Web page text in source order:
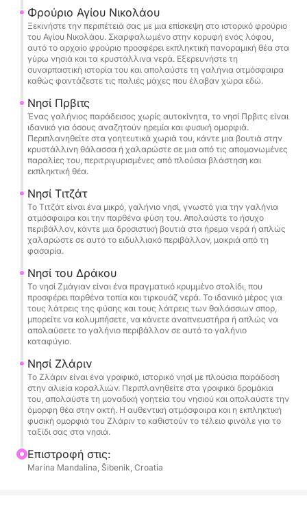
Από εκεί, θα συνεχίσουμε για Tijat, μια ήσυχη
απόδραση που περιβάλλεται από τη φύση, που σας
προσφέρει ένα τέλειο μέρος για μπάνιο ή ένα
ήσυχο διάλειμμα. Το νησί Zmajan σας περιμένει στη
συνέχεια, μια γαλήνια απόδραση όπου μπορείτε να
να απολαύσετε την ηρεμία των απόμερων
παραλιών. Τέλος, θα επισκεφθούμε το Zlarin,
γνωστό για την πλούσια ιστορία των κοραλλιών και
τα πολύχρωμα παραθαλάσσια χωριά του, που
προσφέρουν μια πραγματικά αυθεντική τοπική
εμπειρία.
Καθώς ταξιδεύετε σε αυτά τα εκπληκτικά νησιά, θα
έχετε όλα όσα χρειάζεστε για να χαλαρώσετε και
να απολαύσετε την ημέρα. Η τιμή της ξενάγησης
περιλαμβάνει αναψυκτικά, μπύρα και κρασί για να
σας κρατήσουν ανανεωμένους, μαζί με εξοπλισμό
κολύμβησης με αναπνευστήρα, ώστε να μπορείτε
να εξερευνήσετε τον υποβρύχιο κόσμο της
Αδριατικής. Σας καλύψαμε επίσης με πετσέτες για
paddleboards (SUP) για μια μικρή περιπέτεια στο
νερό. Είτε θέλετε να χαλαρώσετε, να
εξερευνήσετε ή να διασκεδάσετε στο νερό, αυτή η
περιήγηση στο νησί υπόσχεται την τέλεια μέρα
έξω. Μη χάσετε αυτή την απίστευτη ευκαιρία να
ανακαλύψετε τη φυσική ομορφιά και τον πλούσιο
πολιτισμό αυτών των εκπληκτικών νησιών!
Φρούριο Αγίου Νικολάου
Ξεκινήστε την περιπέτειά σας με μια επίσκεψη στο ιστορικό φρούριο
του Αγίου Νικολάου. Σκαρφαλωμένο στην κορυφή ενός λόφου,
αυτό το αρχαίο φρούριο προσφέρει εκπληκτική πανοραμική θέα στα
γύρω νησιά και τα κρυστάλλινα νερά. Εξερευνήστε τη
συναρπαστική ιστορία του και απολαύστε τη γαλήνια ατμόσφαιρα
καθώς φαντάζεστε τις παλιές μάχες που έλαβαν χώρα εδώ.
Νησί Πρβιτς
Ένας γαλήνιος παράδεισος χωρίς αυτοκίνητα, το νησί Πρβιτς είναι
ιδανικό για όσους αναζητούν ηρεμία και φυσική ομορφιά.
Περιπλανηθείτε στα γοητευτικά χωριά του, κάντε μια βουτιά στην
κρυστάλλινη θάλασσα ή χαλαρώστε σε μια από τις απομονωμένες
παραλίες του, περιτριγυρισμένες από πλούσια βλάστηση και
εκπληκτική θέα.
Νησί Τιτζάτ
Το Τιτζάτ είναι ένα μικρό, γαλήνιο νησί, γνωστό για την γαλήνια
ατμόσφαιρα και την παρθένα φύση του. Απολαύστε το ήσυχο
περιβάλλον, κάντε μια δροσιστική βουτιά στα ήρεμα νερά ή απλώς
χαλαρώστε σε αυτό το ειδυλλιακό περιβάλλον, μακριά από τη
φασαρία.
Νησί του Δράκου
Το νησί Ζμάγιαν είναι ένα πραγματικό κρυμμένο στολίδι, που
προσφέρει παρθένα τοπία και τιρκουάζ νερά. Το ιδανικό μέρος για
τους λάτρεις της φύσης και τους λάτρεις των θαλάσσιων σπορ,
μπορείτε να κολυμπήσετε, να κάνετε αναπνευστήρα ή απλώς να
απολαύσετε το γαλήνιο περιβάλλον σε αυτό το γαλήνιο
καταφύγιο.
Νησί Ζλάριν
Το Ζλάριν είναι ένα γραφικό, ιστορικό νησί με πλούσια παράδοση
στην αλιεία κοραλλιών. Περιπλανηθείτε στα γραφικά δρομάκια
του, απολαύστε τη μοναδική γοητεία του νησιού και απολαύστε την
όμορφη θέα στην ακτή. Η αυθεντική ατμόσφαιρα και η εκπληκτική
φυσική ομορφιά του Ζλάριν το καθιστούν το τέλειο φινάλε για το
ταξίδι σας στα νησιά.
Επιστροφή στις:
Marina Mandalina, Šibenik, Croatia